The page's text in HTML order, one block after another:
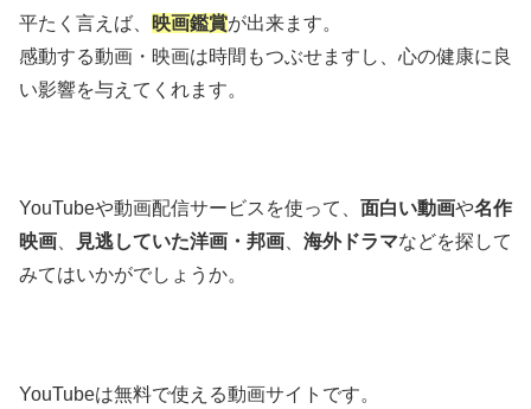
平たく言えば、 映画鑑賞が出来ます。
感動する動画・映画は時間もつぶせますし、心の健康に良
い影響を与えてくれます。
YouTubeや動画配信サービスを使って、 面白い動画や名作
映画、 見逃していた洋画・邦画、 海外ドラマなどを探して
みてはいかがでしょうか。
YouTubeは無料で使える動画サイトです。